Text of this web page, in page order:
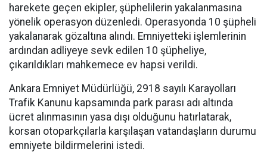
harekete geçen ekipler, şüphelilerin yakalanmasına
yönelik operasyon düzenledi. Operasyonda 10 şüpheli
yakalanarak gözaltına alındı. Emniyetteki işlemlerinin
ardından adliyeye sevk edilen 10 şüpheliye,
çıkarıldıkları mahkemece ev hapsi verildi.
Ankara Emniyet Müdürlüğü, 2918 sayılı Karayolları
Trafik Kanunu kapsamında park parası adı altında
ücret alınmasının yasa dışı olduğunu hatırlatarak,
korsan otoparkçılarla karşılaşan vatandaşların durumu
emniyete bildirmelerini istedi.